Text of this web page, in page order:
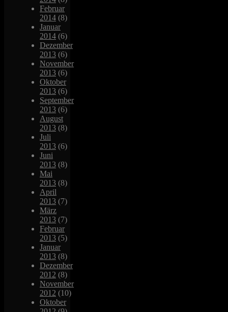
Februar
2014 (8)
Januar
2014 (6)
Dezember
2013 (6)
November
2013 (6)
Oktober
2013 (6)
September
2013 (6)
August
2013 (8)
Juli
2013 (6)
Juni
2013 (8)
Mai
2013 (8)
April
2013 (7)
März
2013 (7)
Februar
2013 (5)
Januar
2013 (8)
Dezember
2012 (8)
November
2012 (10)
Oktober